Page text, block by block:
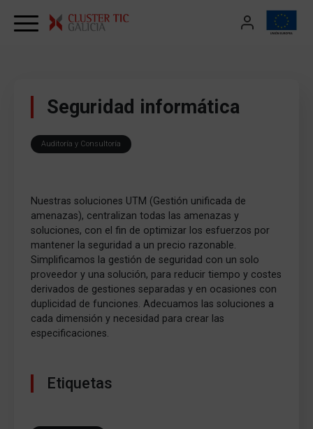
Seguridad informática
Auditoría y Consultoría
Nuestras soluciones UTM (Gestión unificada de
amenazas), centralizan todas las amenazas y
soluciones, con el fin de optimizar los esfuerzos por
mantener la seguridad a un precio razonable.
Simplificamos la gestión de seguridad con un solo
proveedor y una solución, para reducir tiempo y costes
derivados de gestiones separadas y en ocasiones con
duplicidad de funciones. Adecuamos las soluciones a
cada dimensión y necesidad para crear las
especificaciones.
Etiquetas